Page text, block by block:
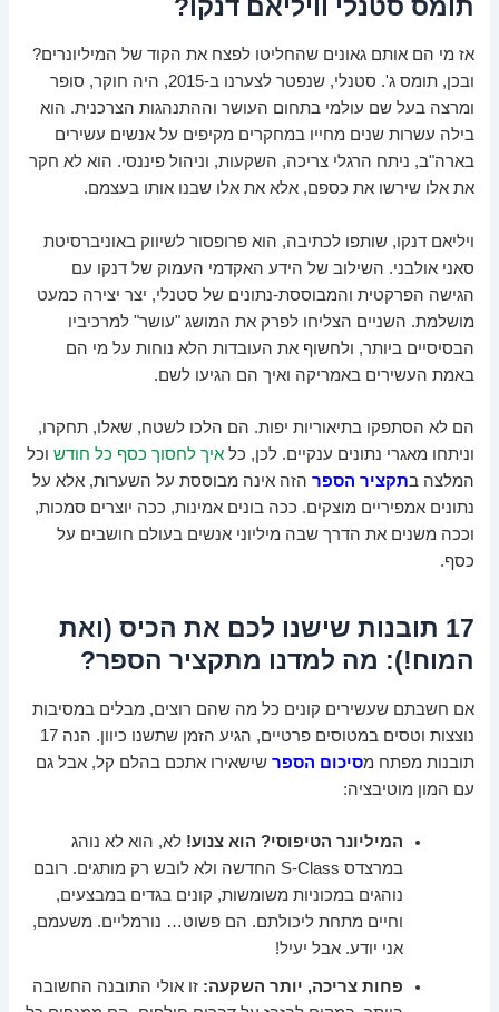
תומס סטנלי וויליאם דנקו?
אז מי הם אותם גאונים שהחליטו לפצח את הקוד של המיליונרים?
ובכן, תומס ג'. סטנלי, שנפטר לצערנו ב-2015, היה חוקר, סופר
ומרצה בעל שם עולמי בתחום העושר וההתנהגות הצרכנית. הוא
בילה עשרות שנים מחייו במחקרים מקיפים על אנשים עשירים
בארה"ב, ניתח הרגלי צריכה, השקעות, וניהול פיננסי. הוא לא חקר
את אלו שירשו את כספם, אלא את אלו שבנו אותו בעצמם.
ויליאם דנקו, שותפו לכתיבה, הוא פרופסור לשיווק באוניברסיטת
סאני אולבני. השילוב של הידע האקדמי העמוק של דנקו עם
הגישה הפרקטית והמבוססת-נתונים של סטנלי, יצר יצירה כמעט
מושלמת. השניים הצליחו לפרק את המושג "עושר" למרכיביו
הבסיסיים ביותר, ולחשוף את העובדות הלא נוחות על מי הם
באמת העשירים באמריקה ואיך הם הגיעו לשם.
הם לא הסתפקו בתיאוריות יפות. הם הלכו לשטח, שאלו, תחקרו,
וניתחו מאגרי נתונים ענקיים. לכן, כלאיך לחסוך כסף כל חודש וכל
המלצה בתקציר הספר הזה אינה מבוססת על השערות, אלא על
נתונים אמפיריים מוצקים. ככה בונים אמינות, ככה יוצרים סמכות,
וככה משנים את הדרך שבה מיליוני אנשים בעולם חושבים על
כסף.
17 תובנות שישנו לכם את הכיס (ואת
המוח!): מה למדנו מתקציר הספר?
אם חשבתם שעשירים קונים כל מה שהם רוצים, מבלים במסיבות
נוצצות וטסים במטוסים פרטיים, הגיע הזמן שתשנו כיוון. הנה 17
תובנות מפתח מסיכום הספר שישאירו אתכם בהלם קל, אבל גם
עם המון מוטיבציה:
המיליונר הטיפוסי? הוא צנוע! לא, הוא לא נוהג
במרצדס S-Class החדשה ולא לובש רק מותגים. רובם
נוהגים במכוניות משומשות, קונים בגדים במבצעים,
וחיים מתחת ליכולתם. הם פשוט… נורמליים. משעמם,
אני יודע. אבל יעיל!
פחות צריכה, יותר השקעה: זו אולי התובנה החשובה